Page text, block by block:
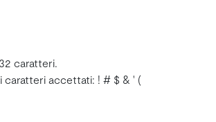
caratteri.
caratteri accettati: ! # $ & ' (